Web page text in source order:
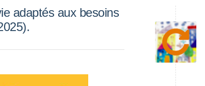
adaptés aux besoins